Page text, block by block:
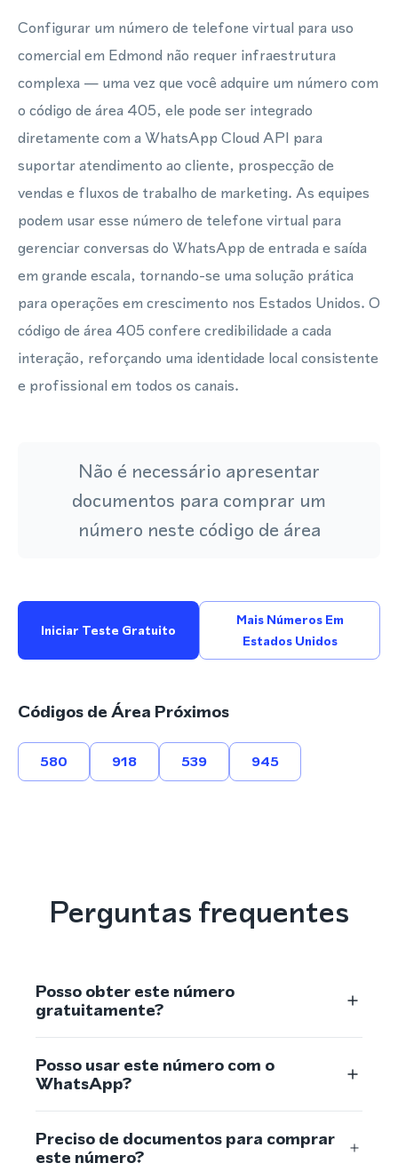
Configurar um número de telefone virtual para uso
comercial em Edmond não requer infraestrutura
complexa — uma vez que você adquire um número com
o código de área 405, ele pode ser integrado
diretamente com a WhatsApp Cloud API para
suportar atendimento ao cliente, prospecção de
vendas e fluxos de trabalho de marketing. As equipes
podem usar esse número de telefone virtual para
gerenciar conversas do WhatsApp de entrada e saída
em grande escala, tornando-se uma solução prática
para operações em crescimento nos Estados Unidos. O
código de área 405 confere credibilidade a cada
interação, reforçando uma identidade local consistente
e profissional em todos os canais.
Não é necessário apresentar
documentos para comprar um
número neste código de área
Iniciar Teste Gratuito
Mais Números Em
Estados Unidos
Códigos de Área Próximos
580 918 539 945
Perguntas frequentes
Posso obter este número
gratuitamente?
Posso usar este número com o
WhatsApp?
Preciso de documentos para comprar
este número?